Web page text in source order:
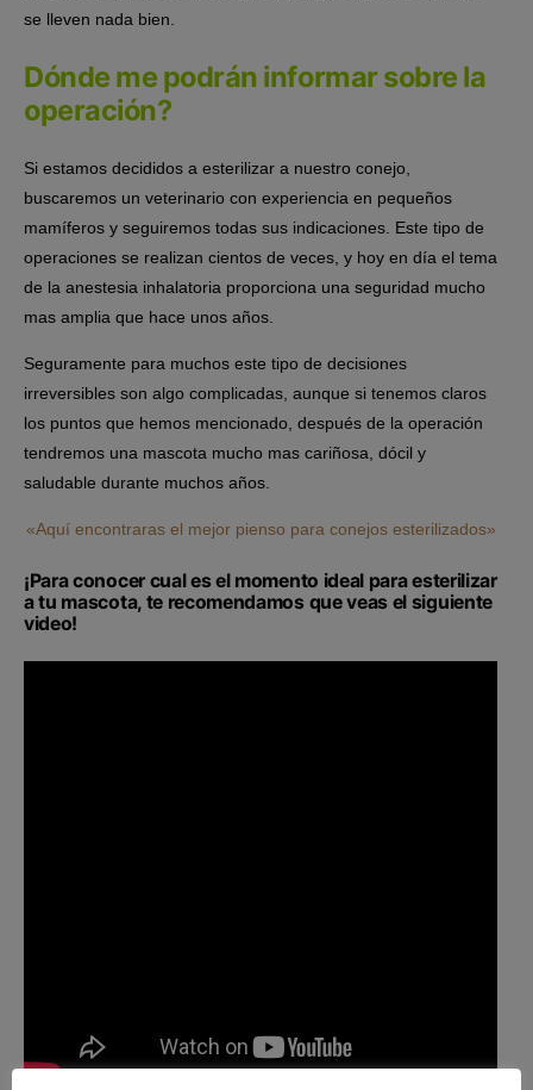
se lleven nada bien.
Dónde me podrán informar sobre la
operación?
Si estamos decididos a esterilizar a nuestro conejo,
buscaremos un veterinario con experiencia en pequeños
mamíferos y seguiremos todas sus indicaciones. Este tipo de
operaciones se realizan cientos de veces, y hoy en día el tema
de la anestesia inhalatoria proporciona una seguridad mucho
mas amplia que hace unos años.
Seguramente para muchos este tipo de decisiones
irreversibles son algo complicadas, aunque si tenemos claros
los puntos que hemos mencionado, después de la operación
tendremos una mascota mucho mas cariñosa, dócil y
saludable durante muchos años.
«Aquí encontraras el mejor pienso para conejos esterilizados»
¡Para conocer cual es el momento ideal para esterilizar
a tu mascota, te recomendamos que veas el siguiente
video!